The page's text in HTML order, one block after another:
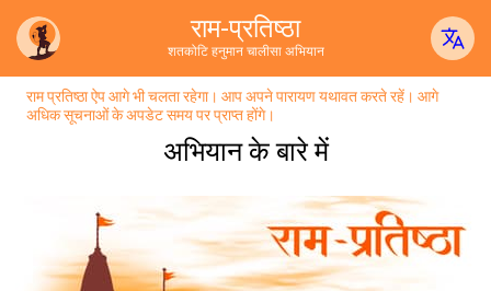
राम-प्रतिष्ठा
शतकोटि हनुमान चालीसा अभियान
राम प्रतिष्ठा ऐप आगे भी चलता रहेगा। आप अपने पारायण यथावत करते रहें। आगे
अधिक सूचनाओं के अपडेट समय पर प्राप्त होंगे।
अभियान के बारे में